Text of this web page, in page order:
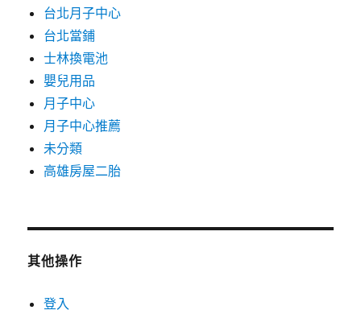
台北月子中心
台北當鋪
士林換電池
嬰兒用品
月子中心
月子中心推薦
未分類
高雄房屋二胎
其他操作
登入